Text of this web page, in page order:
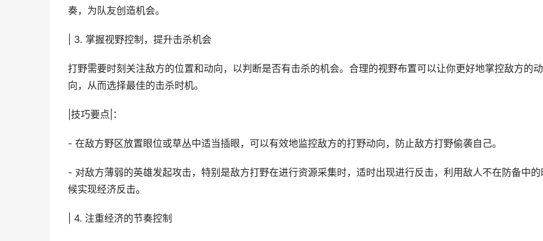
奏，为队友创造机会。
| 3. 掌握视野控制，提升击杀机会
打野需要时刻关注敌方的位置和动向，以判断是否有击杀的机会。合理的视野布置可以让你更好地掌控敌方的动
向，从而选择最佳的击杀时机。
|技巧要点|：
- 在敌方野区放置眼位或草丛中适当插眼，可以有效地监控敌方的打野动向，防止敌方打野偷袭自己。
- 对敌方薄弱的英雄发起攻击，特别是敌方打野在进行资源采集时，适时出现进行反击，利用敌人不在防备中的
候实现经济反击。
| 4. 注重经济的节奏控制